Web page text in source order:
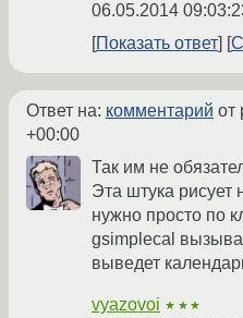
06.05.2014
Показать ответ
Ответ на: комментарий от
+00:00
Так им не
Эта штука рисует
нужно просто по
gsimplecal
выведет
vyazovoi ★★★